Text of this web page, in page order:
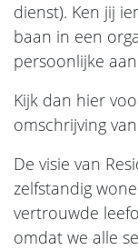
dienst). Ken jij
baan in een
persoonlijke
Kijk dan hier
omschrijving
De visie van
zelfstandig
vertrouwde
omdat we alle